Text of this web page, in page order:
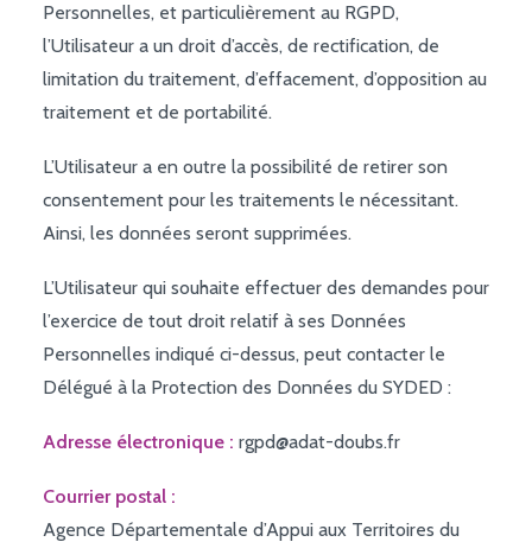
Personnelles, et particulièrement au RGPD,
l’Utilisateur a un droit d’accès, de rectification, de
limitation du traitement, d’effacement, d’opposition au
traitement et de portabilité.
L’Utilisateur a en outre la possibilité de retirer son
consentement pour les traitements le nécessitant.
Ainsi, les données seront supprimées.
L’Utilisateur qui souhaite effectuer des demandes pour
l’exercice de tout droit relatif à ses Données
Personnelles indiqué ci-dessus, peut contacter le
Délégué à la Protection des Données du SYDED :
Adresse électronique : rgpd@adat-doubs.fr
Courrier postal :
Agence Départementale d’Appui aux Territoires du